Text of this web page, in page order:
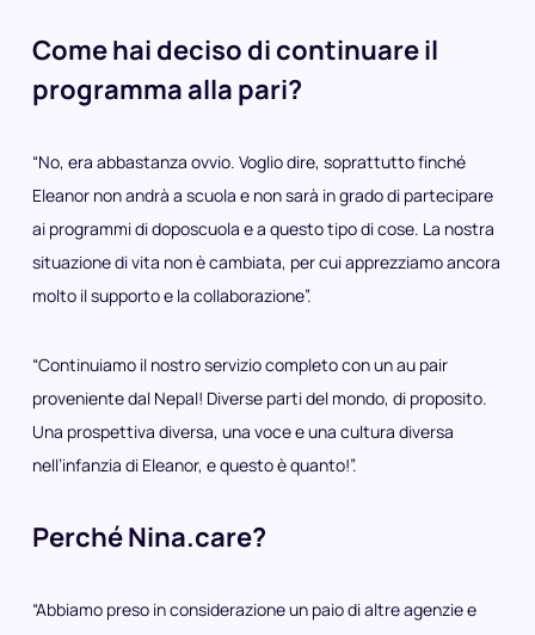
Come hai deciso di continuare il
programma alla pari?
“No, era abbastanza ovvio. Voglio dire, soprattutto finché
Eleanor non andrà a scuola e non sarà in grado di partecipare
ai programmi di doposcuola e a questo tipo di cose. La nostra
situazione di vita non è cambiata, per cui apprezziamo ancora
molto il supporto e la collaborazione”.
“Continuiamo il nostro servizio completo con un au pair
proveniente dal Nepal! Diverse parti del mondo, di proposito.
Una prospettiva diversa, una voce e una cultura diversa
nell’infanzia di Eleanor, e questo è quanto!”.
Perché Nina.care?
“Abbiamo preso in considerazione un paio di altre agenzie e